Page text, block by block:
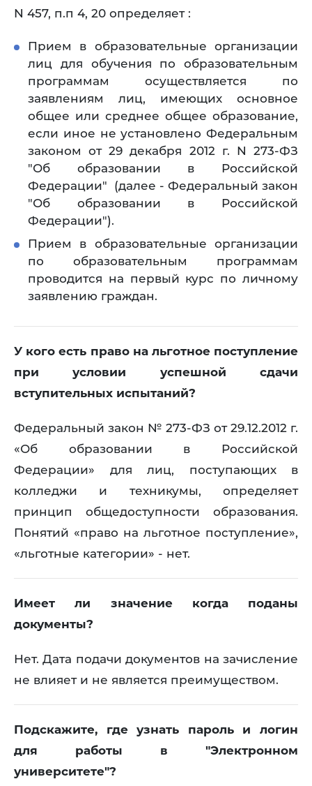
N 457, п.п 4, 20 определяет :
Прием в образовательные организации
лиц для обучения по образовательным
программам осуществляется по
заявлениям лиц, имеющих основное
общее или среднее общее образование,
если иное не установлено Федеральным
законом от 29 декабря 2012 г. N 273-ФЗ
"Об образовании в Российской
Федерации" (далее - Федеральный закон
"Об образовании в Российской
Федерации").
Прием в образовательные организации
по образовательным программам
проводится на первый курс по личному
заявлению граждан.
У кого есть право на льготное поступление
при условии успешной сдачи
вступительных испытаний?
Федеральный закон № 273-ФЗ от 29.12.2012 г.
«Об образовании в Российской
Федерации» для лиц, поступающих в
колледжи и техникумы, определяет
принцип общедоступности образования.
Понятий «право на льготное поступление»,
«льготные категории» - нет.
Имеет ли значение когда поданы
документы?
Нет. Дата подачи документов на зачисление
не влияет и не является преимуществом.
Подскажите, где узнать пароль и логин
для работы в "Электронном
университете"?